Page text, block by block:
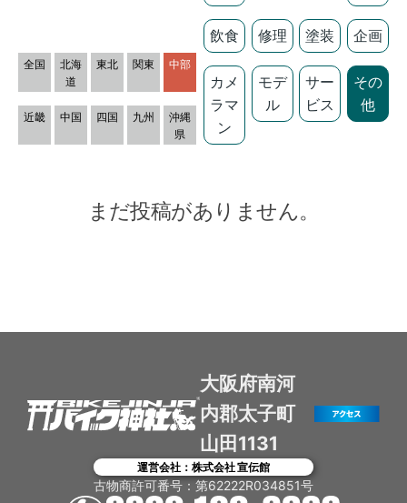
全国
北海
道
東北 関東 中部
近畿 中国 四国 九州
沖縄
県
飲食 修理 塗装 企画
カメ
ラマ
ン
モデ
ル
サー
ビス
その
他
まだ投稿がありません。
大阪府南河
内郡太子町
山田1131
運営会社：株式会社 宣伝館
古物商許可番号：第62222R034851号